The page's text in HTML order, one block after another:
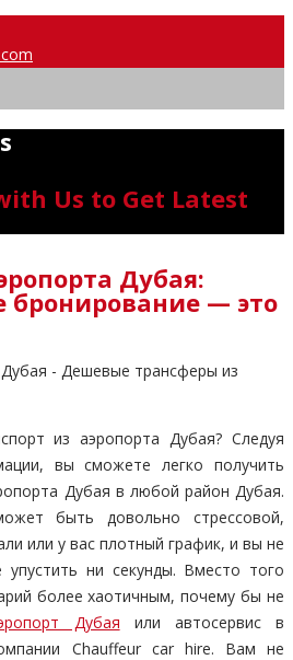
Us to Get Latest
Дубая:
бронирование — это
- Дешевые трансферы из
из аэропорта Дубая? Следуя
вы сможете легко получить
Дубая в любой район Дубая.
быть довольно стрессовой,
или у вас плотный график, и вы не
ни секунды. Вместо того
более хаотичным, почему бы не
Дубая или автосервис в
Chauffeur car hire. Вам не